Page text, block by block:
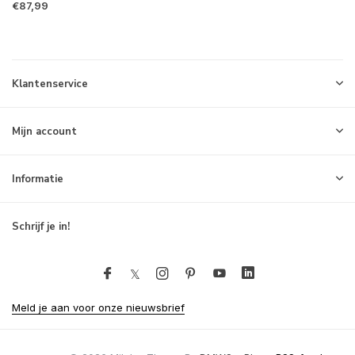
€87,99
Klantenservice
Mijn account
Informatie
Schrijf je in!
Meld je aan voor onze nieuwsbrief